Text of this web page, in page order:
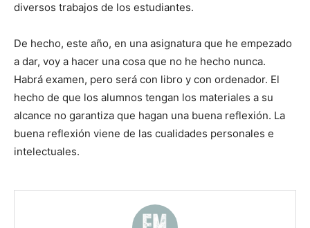
diversos trabajos de los estudiantes.
De hecho, este año, en una asignatura que he empezado
a dar, voy a hacer una cosa que no he hecho nunca.
Habrá examen, pero será con libro y con ordenador. El
hecho de que los alumnos tengan los materiales a su
alcance no garantiza que hagan una buena reflexión. La
buena reflexión viene de las cualidades personales e
intelectuales.